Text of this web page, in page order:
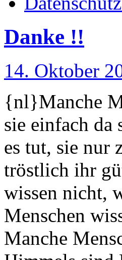
Danke !!
14. Oktober
{nl}Manche
sie einfach da
es tut, sie nur
tröstlich ihr
wissen nicht,
Menschen
Manche